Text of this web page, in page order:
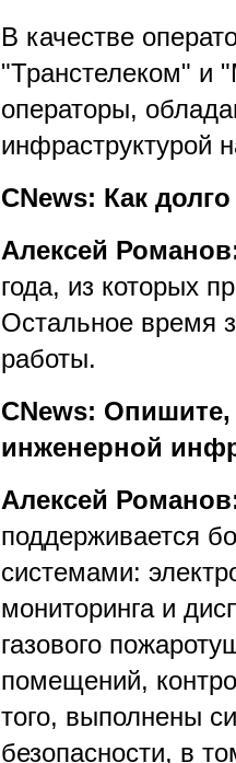
В качестве
"Транстелеком" и
операторы,
инфраструктурой
CNews: Как
Алексей
года, из которых
Остальное время
работы.
CNews:
инженерной
Алексей
поддерживается
системами:
мониторинга и
газового
помещений,
того, выполнены
безопасности, в